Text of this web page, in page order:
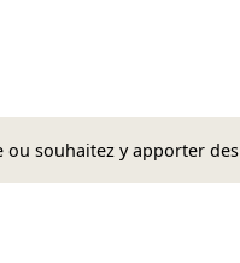
souhaitez y apporter